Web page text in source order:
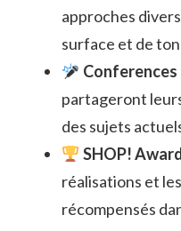
approches
surface et de
Conferences
partageront
des sujets
SHOP!
réalisations et
récompensés